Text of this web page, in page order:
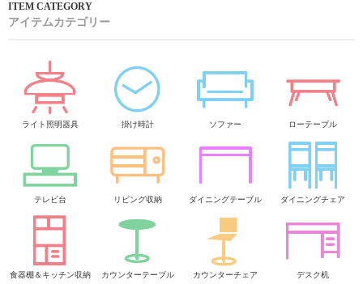
アイテムカテゴリー
ライト照明器具 掛け時計 ソファー ローテーブル
テレビ台 リビング収納 ダイニングテーブル ダイニングチェア
食器棚＆キッチン収納 カウンターテーブル カウンターチェア デスク机